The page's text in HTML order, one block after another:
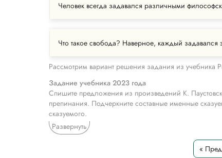
Человек всегда задавался различными
Что такое свобода? Наверное, каждый
Рассмотрим вариант решения задания из
Задание учебника 2023 года
Спишите предложения из произведений К.
препинания. Подчеркните составные именные
сказуемого.
1) Мурзик был д..ревенской собакой, и в Москве
н..когда не была и он казался ей син..м туманным
было безлюдно. 4) В лугах было совсем пусто. 5)
Развернуть
«